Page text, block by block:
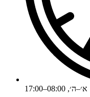
א׳–ה׳, 08:00–17:00